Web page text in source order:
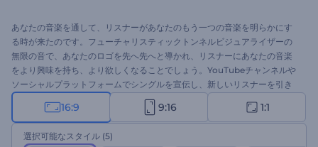
あなたの音楽を通して、リスナーがあなたのもう一つの音楽を明らかにす
る時が来たのです。フューチャリスティックトンネルビジュアライザーの
無限の音で、あなたのロゴを先へ先へと導かれ、リスナーにあなたの音楽
をより興味を持ち、より欲しくなることでしょう。YouTubeチャンネルや
ソーシャルプラットフォームでシングルを宣伝し、新しいリスナーを引き
込むためにお使いください。今すぐ試す時です！
16:9 9:16 1:1
選択可能なスタイル (5)